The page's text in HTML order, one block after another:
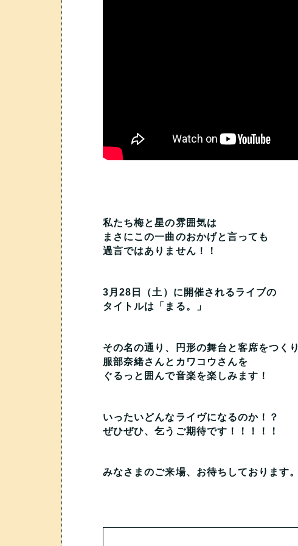
私たち梅と星の雰囲気は
まさにこの一曲のおかげと言っても
過言ではありません！！
3月28日（土）に開催されるライブの
タイトルは「まる。」
その名の通り、円形の舞台と客席をつくり
服部奈緒さんとカワコウさんを
ぐるっと囲んで音楽を楽しみます！
いったいどんなライヴになるのか！？
ぜひぜひ、乞うご期待です！！！！！
みなさまのご来場、お待ちしております。